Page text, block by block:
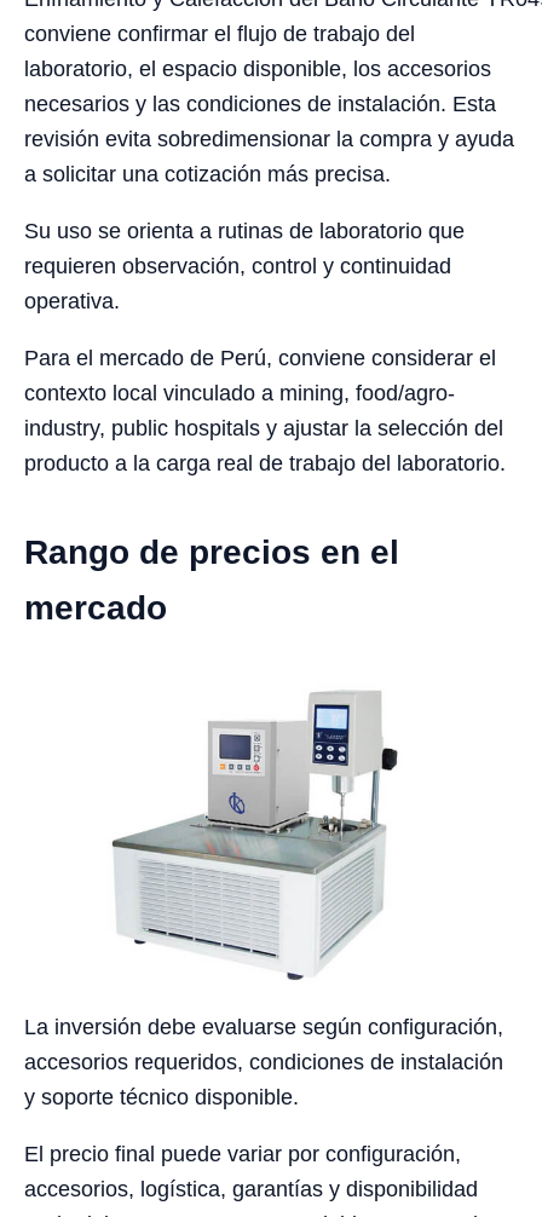
conviene confirmar el flujo de trabajo del
laboratorio, el espacio disponible, los accesorios
necesarios y las condiciones de instalación. Esta
revisión evita sobredimensionar la compra y ayuda
a solicitar una cotización más precisa.
Su uso se orienta a rutinas de laboratorio que
requieren observación, control y continuidad
operativa.
Para el mercado de Perú, conviene considerar el
contexto local vinculado a mining, food/agro-
industry, public hospitals y ajustar la selección del
producto a la carga real de trabajo del laboratorio.
Rango de precios en el
mercado
La inversión debe evaluarse según configuración,
accesorios requeridos, condiciones de instalación
y soporte técnico disponible.
El precio final puede variar por configuración,
accesorios, logística, garantías y disponibilidad